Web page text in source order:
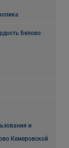
Белово
и
Кемеровской